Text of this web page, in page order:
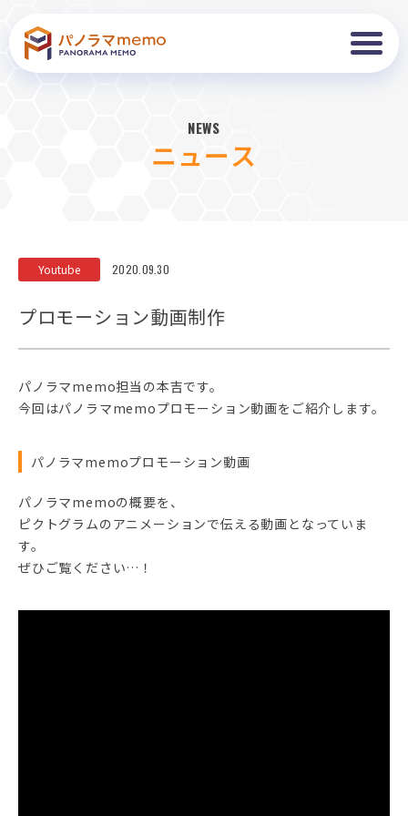
NEWS
ニュース
Youtube 2020.09.30
プロモーション動画制作
パノラマmemo担当の本吉です。
今回はパノラマmemoプロモーション動画をご紹介します。
パノラマmemoプロモーション動画
パノラマmemoの概要を、
ピクトグラムのアニメーションで伝える動画となっていま
す。
ぜひご覧ください…！